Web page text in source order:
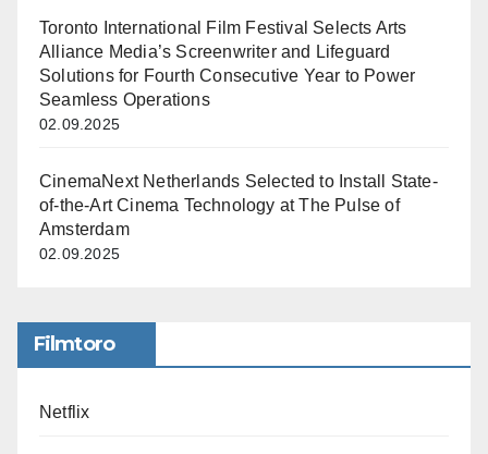
Toronto International Film Festival Selects Arts
Alliance Media’s Screenwriter and Lifeguard
Solutions for Fourth Consecutive Year to Power
Seamless Operations
02.09.2025
CinemaNext Netherlands Selected to Install State-
of-the-Art Cinema Technology at The Pulse of
Amsterdam
02.09.2025
Filmtoro
Netflix